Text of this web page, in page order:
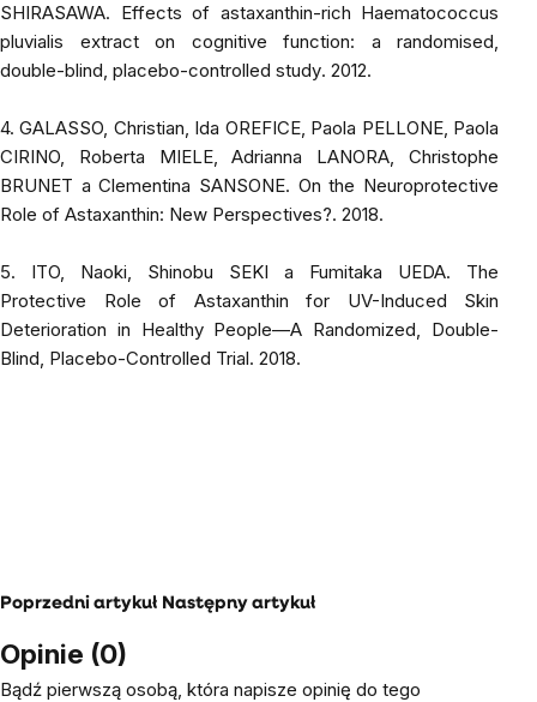
SHIRASAWA. Effects of astaxanthin-rich Haematococcus
pluvialis extract on cognitive function: a randomised,
double-blind, placebo-controlled study. 2012.
4. GALASSO, Christian, Ida OREFICE, Paola PELLONE, Paola
CIRINO, Roberta MIELE, Adrianna LANORA, Christophe
BRUNET a Clementina SANSONE. On the Neuroprotective
Role of Astaxanthin: New Perspectives?. 2018.
5. ITO, Naoki, Shinobu SEKI a Fumitaka UEDA. The
Protective Role of Astaxanthin for UV-Induced Skin
Deterioration in Healthy People—A Randomized, Double-
Blind, Placebo-Controlled Trial. 2018.
Poprzedni artykuł Następny artykuł
Opinie (0)
Bądź pierwszą osobą, która napisze opinię do tego